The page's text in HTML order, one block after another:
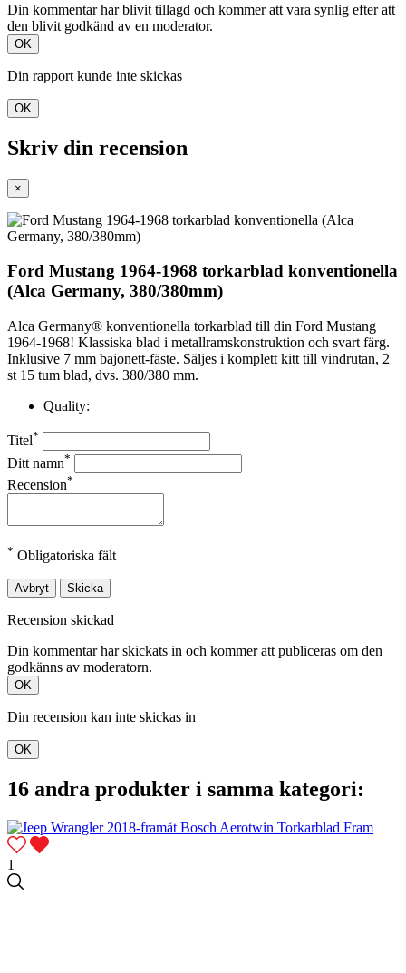
Din kommentar har blivit tillagd och kommer att vara synlig efter att
den blivit godkänd av en moderator.
OK
Din rapport kunde inte skickas
OK
Skriv din recension
×
Ford Mustang 1964-1968 torkarblad konventionella
(Alca Germany, 380/380mm)
Alca Germany® konventionella torkarblad till din Ford Mustang
1964-1968! Klassiska blad i metallramskonstruktion och svart färg.
Inklusive 7 mm bajonett-fäste. Säljes i komplett kitt till vindrutan, 2
st 15 tum blad, dvs. 380/380 mm.
Quality:
Titel*
Ditt namn*
Recension*
* Obligatoriska fält
Avbryt Skicka
Recension skickad
Din kommentar har skickats in och kommer att publiceras om den
godkänns av moderatorn.
OK
Din recension kan inte skickas in
OK
16 andra produkter i samma kategori:
1